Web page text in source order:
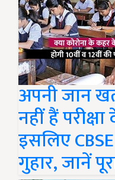
अपनी जान
नहीं हैं
इसलिए
गुहार, जानें